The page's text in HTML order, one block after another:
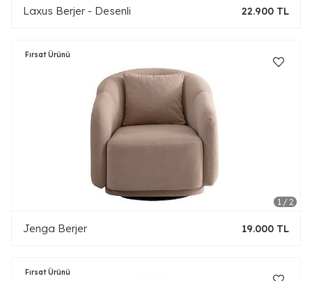
Laxus Berjer - Desenli 22.900 TL
Jenga Berjer 19.000 TL